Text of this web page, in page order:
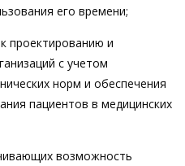
его времени;
проектированию и
с учетом
норм и обеспечения
пациентов в медицинских
возможность